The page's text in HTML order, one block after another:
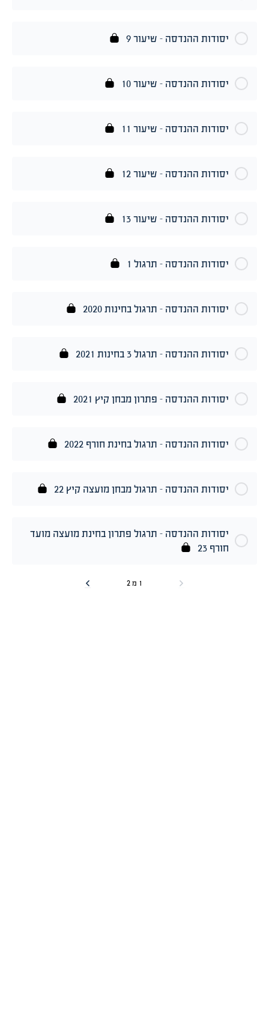
יסודות ההנדסה – שיעור 9
יסודות ההנדסה – שיעור 10
יסודות ההנדסה – שיעור 11
יסודות ההנדסה – שיעור 12
יסודות ההנדסה – שיעור 13
יסודות ההנדסה – תרגול 1
יסודות ההנדסה – תרגול בחינות 2020
יסודות ההנדסה – תרגול 3 בחינות 2021
יסודות ההנדסה – פתרון מבחן קיץ 2021
יסודות ההנדסה – תרגול בחינת חורף 2022
יסודות ההנדסה – תרגול מבחן מועצה קיץ 22
יסודות ההנדסה – תרגול פתרון בחינת מועצה מועד
חורף 23
1 מ 2